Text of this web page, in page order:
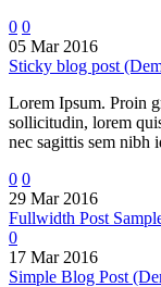
0 0
05 Mar 2016
Sticky blog post
Lorem Ipsum. Proin
sollicitudin, lorem
nec sagittis sem nibh
0 0
29 Mar 2016
Fullwidth Post
0
17 Mar 2016
Simple Blog Post